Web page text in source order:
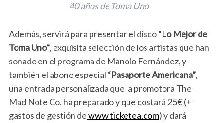
40 años de Toma Uno
Además, servirá para presentar el disco“Lo Mejor de
Toma Uno”, exquisita selección de los artistas que han
sonado en el programa de Manolo Fernández, y
también el abono especial “Pasaporte Americana”,
una entrada personalizada que la promotora The
Mad Note Co. ha preparado y que costará 25€ (+
gastos de gestión dewww.ticketea.com) y dará